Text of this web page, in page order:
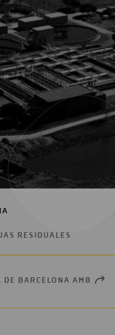
RESIDUALES
BARCELONA AMB OPEN